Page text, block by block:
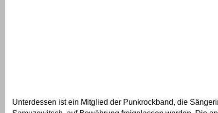
Unterdessen ist ein Mitglied der Punkrockband, die